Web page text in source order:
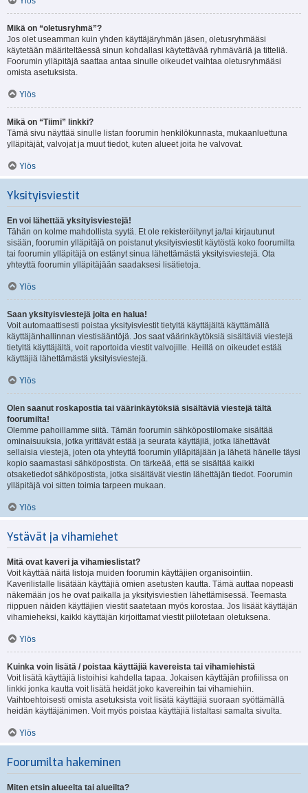
Mikä on “oletusryhmä”?
Jos olet useamman kuin yhden käyttäjäryhmän jäsen, oletusryhmääsi
käytetään määriteltäessä sinun kohdallasi käytettävää ryhmäväriä ja titteliä.
Foorumin ylläpitäjä saattaa antaa sinulle oikeudet vaihtaa oletusryhmääsi
omista asetuksista.
Ylös
Mikä on “Tiimi” linkki?
Tämä sivu näyttää sinulle listan foorumin henkilökunnasta, mukaanluettuna
ylläpitäjät, valvojat ja muut tiedot, kuten alueet joita he valvovat.
Ylös
Yksityisviestit
En voi lähettää yksityisviestejä!
Tähän on kolme mahdollista syytä. Et ole rekisteröitynyt ja/tai kirjautunut
sisään, foorumin ylläpitäjä on poistanut yksityisviestit käytöstä koko foorumilta
tai foorumin ylläpitäjä on estänyt sinua lähettämästä yksityisviestejä. Ota
yhteyttä foorumin ylläpitäjään saadaksesi lisätietoja.
Ylös
Saan yksityisviestejä joita en halua!
Voit automaattisesti poistaa yksityisviestit tietyltä käyttäjältä käyttämällä
käyttäjänhallinnan viestisääntöjä. Jos saat väärinkäytöksiä sisältäviä viestejä
tietyltä käyttäjältä, voit raportoida viestit valvojille. Heillä on oikeudet estää
käyttäjiä lähettämästä yksityisviestejä.
Ylös
Olen saanut roskapostia tai väärinkäytöksiä sisältäviä viestejä tältä
foorumilta!
Olemme pahoillamme siitä. Tämän foorumin sähköpostilomake sisältää
ominaisuuksia, jotka yrittävät estää ja seurata käyttäjiä, jotka lähettävät
sellaisia viestejä, joten ota yhteyttä foorumin ylläpitäjään ja lähetä hänelle täysi
kopio saamastasi sähköpostista. On tärkeää, että se sisältää kaikki
otsaketiedot sähköpostista, jotka sisältävät viestin lähettäjän tiedot. Foorumin
ylläpitäjä voi sitten toimia tarpeen mukaan.
Ylös
Ystävät ja vihamiehet
Mitä ovat kaveri ja vihamieslistat?
Voit käyttää näitä listoja muiden foorumin käyttäjien organisointiin.
Kaverilistalle lisätään käyttäjiä omien asetusten kautta. Tämä auttaa nopeasti
näkemään jos he ovat paikalla ja yksityisviestien lähettämisessä. Teemasta
riippuen näiden käyttäjien viestit saatetaan myös korostaa. Jos lisäät käyttäjän
vihamieheksi, kaikki käyttäjän kirjoittamat viestit piilotetaan oletuksena.
Ylös
Kuinka voin lisätä / poistaa käyttäjiä kavereista tai vihamiehistä
Voit lisätä käyttäjiä listoihisi kahdella tapaa. Jokaisen käyttäjän profiilissa on
linkki jonka kautta voit lisätä heidät joko kavereihin tai vihamiehiin.
Vaihtoehtoisesti omista asetuksista voit lisätä käyttäjiä suoraan syöttämällä
heidän käyttäjänimen. Voit myös poistaa käyttäjiä listaltasi samalta sivulta.
Ylös
Foorumilta hakeminen
Miten etsin alueelta tai alueilta?